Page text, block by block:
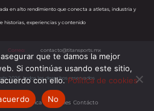
en alto rendimiento que conecta a atletas, industria y
historias, experiencias y contenido
Correo: contacto@titansports.mx
2026. todos los derechos reservados
Política de cookiess Contácto
que te damos la mejor
Si continúas usando este sitio,
con ello.Política de cookies
No